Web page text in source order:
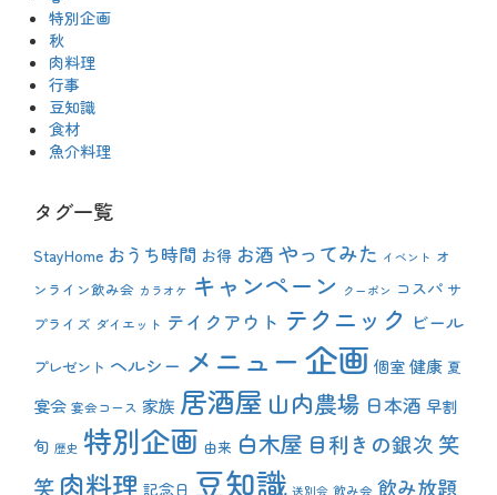
特別企画
秋
肉料理
行事
豆知識
食材
魚介料理
タグ一覧
StayHome おうち時間 お得 お酒 やってみた イベント オ
ンライン飲み会 カラオケ キャンペーン クーポン コスパ サ
プライズ ダイエット テイクアウト テクニック ビール
プレゼント ヘルシー メニュー 企画 個室 健康 夏
宴会 宴会コース 家族 居酒屋 山内農場 日本酒 早割
旬 歴史 特別企画 由来 白木屋 目利きの銀次 笑
笑 肉料理 記念日 豆知識 送別会 飲み会 飲み放題